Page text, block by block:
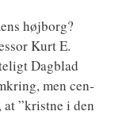
høj­borg?
Kurt E.
Dag­blad
men cen­
”krist­ne i den